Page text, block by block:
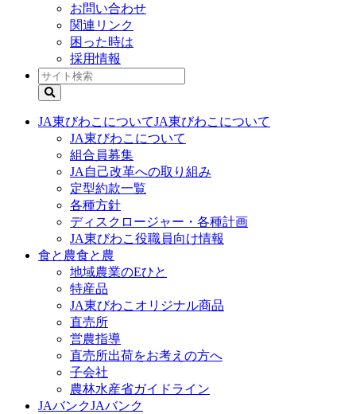
お問い合わせ
関連リンク
困った時は
採用情報
JA東びわこについてJA東びわこについて
JA東びわこについて
組合員募集
JA自己改革への取り組み
定型約款一覧
各種方針
ディスクロージャー・各種計画
JA東びわこ役職員向け情報
食と農食と農
地域農業のEひと
特産品
JA東びわこオリジナル商品
直売所
営農指導
直売所出荷をお考えの方へ
子会社
農林水産省ガイドライン
JAバンクJAバンク